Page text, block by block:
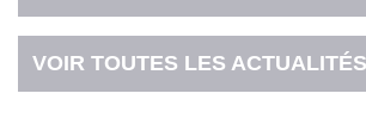
VOIR TOUTES LES ACTUALITÉS